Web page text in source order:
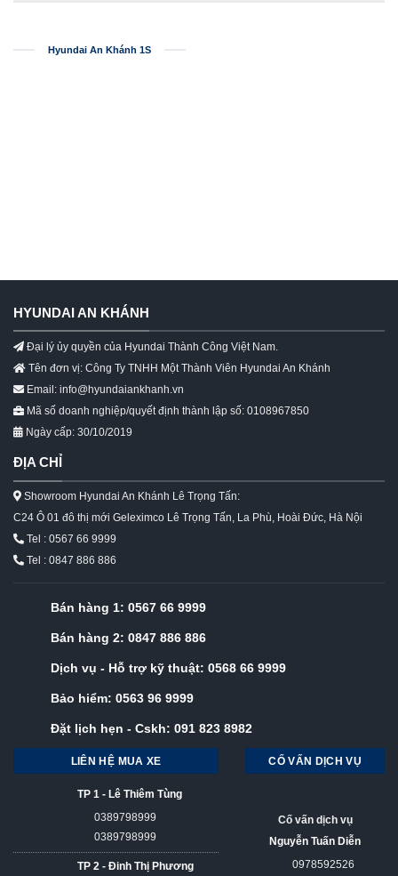
Hyundai An Khánh 1S
HYUNDAI AN KHÁNH
Đại lý ủy quyền của Hyundai Thành Công Việt Nam.
Tên đơn vị: Công Ty TNHH Một Thành Viên Hyundai An Khánh
Email: info@hyundaiankhanh.vn
Mã số doanh nghiệp/quyết định thành lập số: 0108967850
Ngày cấp: 30/10/2019
ĐỊA CHỈ
Showroom Hyundai An Khánh Lê Trọng Tấn:
C24 Ô 01 đô thị mới Geleximco Lê Trọng Tấn, La Phù, Hoài Đức, Hà Nội
Tel : 0567 66 9999
Tel : 0847 886 886
Bán hàng 1: 0567 66 9999
Bán hàng 2: 0847 886 886
Dịch vụ - Hỗ trợ kỹ thuật: 0568 66 9999
Bảo hiểm: 0563 96 9999
Đặt lịch hẹn - Cskh: 091 823 8982
LIÊN HỆ MUA XE
TP 1 - Lê Thiêm Tùng
0389798999
0389798999
TP 2 - Đinh Thị Phương
CỐ VẤN DỊCH VỤ
Cố vấn dịch vụ
Nguyễn Tuấn Diễn
0978592526